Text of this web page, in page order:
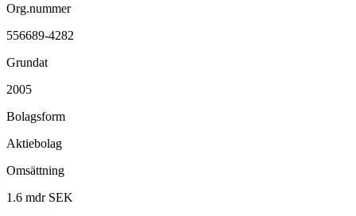
Org.nummer
556689-4282
Grundat
2005
Bolagsform
Aktiebolag
Omsättning
1.6 mdr SEK